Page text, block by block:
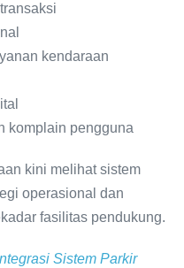
kendaraan
komplain pengguna
kini melihat sistem
operasional dan
fasilitas pendukung.
Sistem Parkir